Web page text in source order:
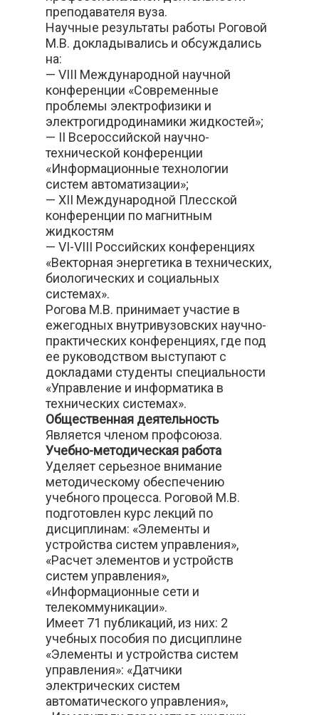
преподавателя вуза.
Научные результаты работы Роговой
М.В. докладывались и обсуждались
на:
— VIII Международной научной
конференции «Современные
проблемы электрофизики и
электрогидродинамики жидкостей»;
— II Всероссийской научно-
технической конференции
«Информационные технологии
систем автоматизации»;
— XII Международной Плесской
конференции по магнитным
жидкостям
— VI-VIII Российских конференциях
«Векторная энергетика в технических,
биологических и социальных
системах».
Рогова М.В. принимает участие в
ежегодных внутривузовских научно-
практических конференциях, где под
ее руководством выступают с
докладами студенты специальности
«Управление и информатика в
технических системах».
Общественная деятельность
Является членом профсоюза.
Учебно-методическая работа
Уделяет серьезное внимание
методическому обеспечению
учебного процесса. Роговой М.В.
подготовлен курс лекций по
дисциплинам: «Элементы и
устройства систем управления»,
«Расчет элементов и устройств
систем управления»,
«Информационные сети и
телекоммуникации».
Имеет 71 публикаций, из них: 2
учебных пособия по дисциплине
«Элементы и устройства систем
управления»: «Датчики
электрических систем
автоматического управления»,